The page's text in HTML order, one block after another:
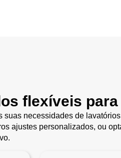
flexíveis
necessidades de
ajustes personalizados, ou